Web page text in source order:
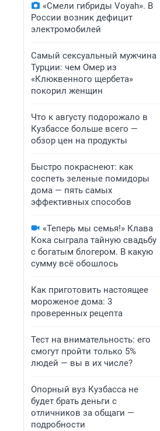
«Смели гибриды Voyah». В
России возник дефицит
электромобилей
Самый сексуальный мужчина
Турции: чем Омер из
«Клюквенного щербета»
покорил женщин
Что к августу подорожало в
Кузбассе больше всего —
обзор цен на продукты
Быстро покраснеют: как
соспеть зеленые помидоры
дома — пять самых
эффективных способов
«Теперь мы семья!» Клава
Кока сыграла тайную свадьбу
с богатым блогером. В какую
сумму всё обошлось
Как приготовить настоящее
мороженое дома: 3
проверенных рецепта
Тест на внимательность: его
смогут пройти только 5%
людей — вы в их числе?
Опорный вуз Кузбасса не
будет брать деньги с
отличников за общаги —
подробности